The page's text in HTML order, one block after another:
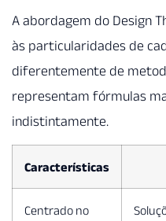
A abordagem do Design
às particularidades de
diferentemente de
representam fórmulas
indistintamente.
Características
Centrado no